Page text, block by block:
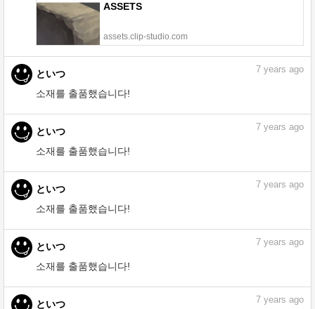
ASSETS
assets.clip-studio.com
といつ
소재를 출품했습니다!
7 years ago
といつ
소재를 출품했습니다!
7 years ago
といつ
소재를 출품했습니다!
7 years ago
といつ
소재를 출품했습니다!
7 years ago
といつ
7 years ago